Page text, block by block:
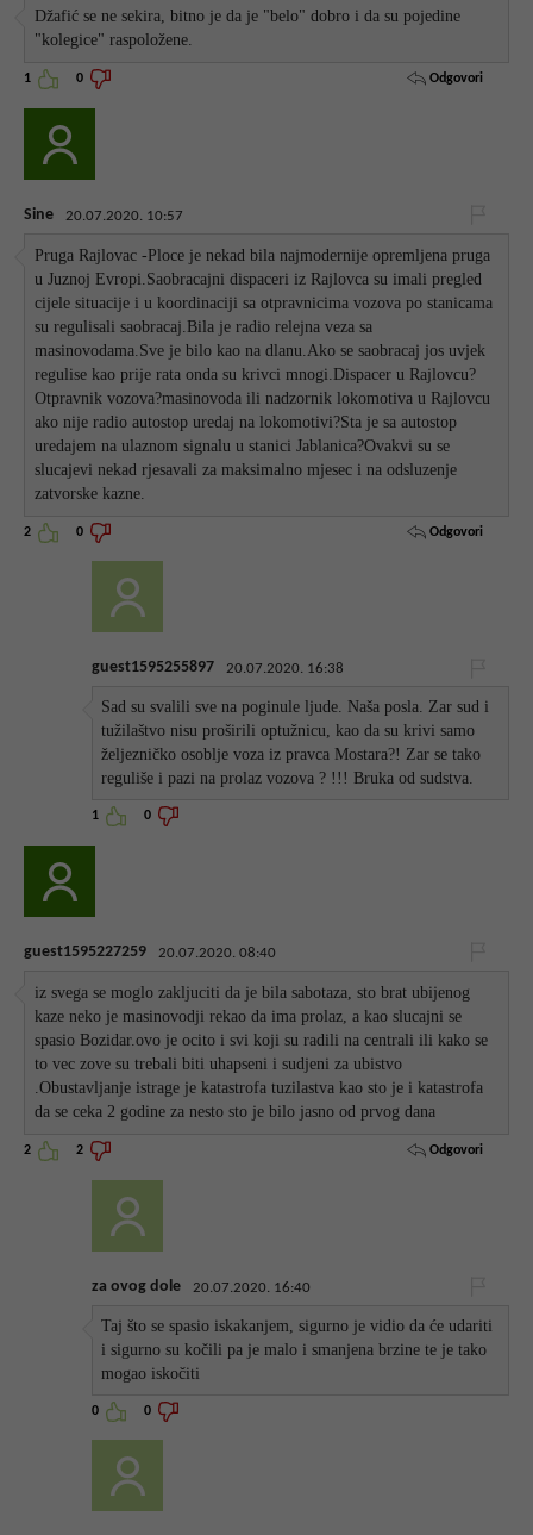
Džafić se ne sekira, bitno je da je "belo" dobro i da su pojedine
"kolegice" raspoložene.
1 0 Odgovori
Sine 20.07.2020. 10:57
Pruga Rajlovac -Ploce je nekad bila najmodernije opremljena pruga
u Juznoj Evropi.Saobracajni dispaceri iz Rajlovca su imali pregled
cijele situacije i u koordinaciji sa otpravnicima vozova po stanicama
su regulisali saobracaj.Bila je radio relejna veza sa
masinovodama.Sve je bilo kao na dlanu.Ako se saobracaj jos uvjek
regulise kao prije rata onda su krivci mnogi.Dispacer u Rajlovcu?
Otpravnik vozova?masinovoda ili nadzornik lokomotiva u Rajlovcu
ako nije radio autostop uredaj na lokomotivi?Sta je sa autostop
uredajem na ulaznom signalu u stanici Jablanica?Ovakvi su se
slucajevi nekad rjesavali za maksimalno mjesec i na odsluzenje
zatvorske kazne.
2 0 Odgovori
guest1595255897 20.07.2020. 16:38
Sad su svalili sve na poginule ljude. Naša posla. Zar sud i
tužilaštvo nisu proširili optužnicu, kao da su krivi samo
željezničko osoblje voza iz pravca Mostara?! Zar se tako
reguliše i pazi na prolaz vozova ? !!! Bruka od sudstva.
1 0
guest1595227259 20.07.2020. 08:40
iz svega se moglo zakljuciti da je bila sabotaza, sto brat ubijenog
kaze neko je masinovodji rekao da ima prolaz, a kao slucajni se
spasio Bozidar.ovo je ocito i svi koji su radili na centrali ili kako se
to vec zove su trebali biti uhapseni i sudjeni za ubistvo
.Obustavljanje istrage je katastrofa tuzilastva kao sto je i katastrofa
da se ceka 2 godine za nesto sto je bilo jasno od prvog dana
2 2 Odgovori
za ovog dole 20.07.2020. 16:40
Taj što se spasio iskakanjem, sigurno je vidio da će udariti
i sigurno su kočili pa je malo i smanjena brzine te je tako
mogao iskočiti
0 0